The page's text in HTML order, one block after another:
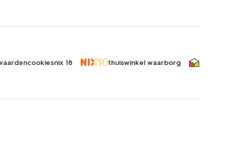
cookiesnix 18 thuiswinkel waarborg